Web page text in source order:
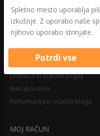
Pravilnik o zasebnosti
Pravno obvestilo
NAKUPOVANJE
Dostava in plačilni pogoji
Nakupovanje
Reklamacija in vračila blaga
MOJ RAČUN
Spletno mesto uporablja
izkušnje. Z uporabo naše
njihovo uporabo strinjate.
Potrdi vse